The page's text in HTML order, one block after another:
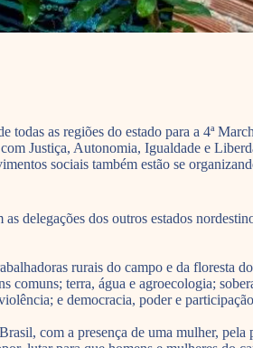
todas as regiões do estado para a 4ª
Justiça, Autonomia, Igualdade e
sociais também estão se
delegações dos outros estados
rurais do campo e da floresta
comuns; terra, água e agroecologia;
e democracia, poder e
com a presença de uma mulher,